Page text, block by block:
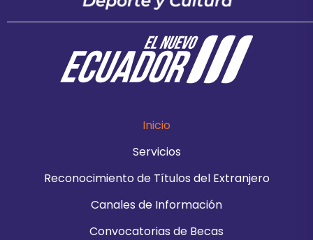
Inicio
Servicios
Reconocimiento de Títulos del Extranjero
Canales de Información
Convocatorias de Becas